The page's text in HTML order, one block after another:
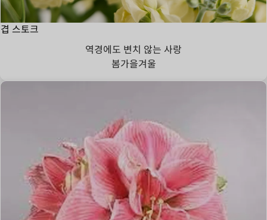
겹 스토크
역경에도 변치 않는 사랑
봄가을겨울